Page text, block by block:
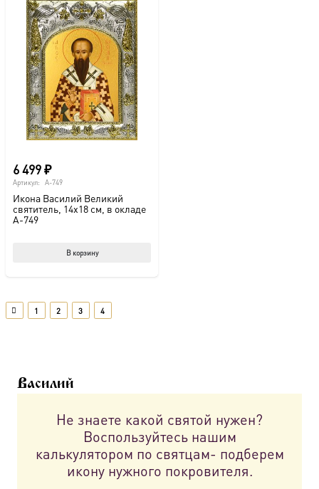
6 499₽
Артикул: A-749
Икона Василий Великий
святитель, 14х18 см, в окладе
A-749
В корзину
1 2 3 4
Василий
Не знаете какой святой нужен?
Воспользуйтесь нашим
калькулятором по святцам- подберем
икону нужного покровителя.